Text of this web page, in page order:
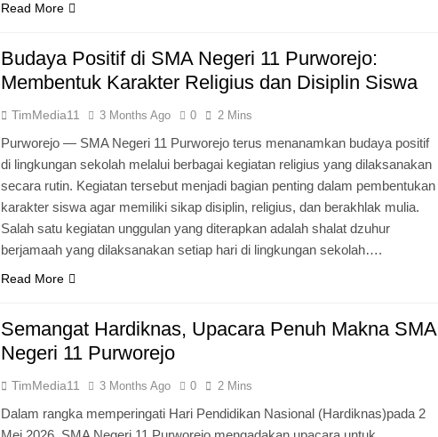
Read More
Budaya Positif di SMA Negeri 11 Purworejo:
Membentuk Karakter Religius dan Disiplin Siswa
TimMedia11 3 Months Ago 0 2 Mins
Purworejo — SMA Negeri 11 Purworejo terus menanamkan budaya positif
di lingkungan sekolah melalui berbagai kegiatan religius yang dilaksanakan
secara rutin. Kegiatan tersebut menjadi bagian penting dalam pembentukan
karakter siswa agar memiliki sikap disiplin, religius, dan berakhlak mulia.
Salah satu kegiatan unggulan yang diterapkan adalah shalat dzuhur
berjamaah yang dilaksanakan setiap hari di lingkungan sekolah….
Read More
Semangat Hardiknas, Upacara Penuh Makna SMA
Negeri 11 Purworejo
TimMedia11 3 Months Ago 0 2 Mins
Dalam rangka memperingati Hari Pendidikan Nasional (Hardiknas)pada 2